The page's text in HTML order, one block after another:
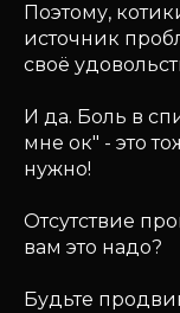
Поэтому,
источник
своё
И да. Боль в
мне ок" - это
нужно!
Отсутствие
вам это надо?
Будьте